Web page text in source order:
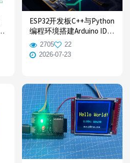
ESP32开发板C++与Python
编程环境搭建Arduino IDE
和Thonny软件教程
【ESP32入门教程】
2705
22
2026-07-23